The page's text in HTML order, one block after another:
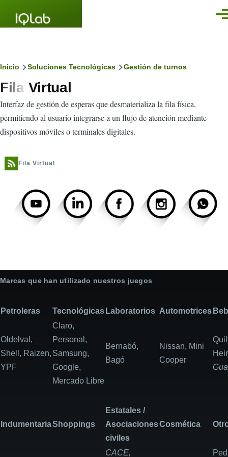
Ruta
de
navegación
Inicio Soluciones Tecnológicas Gestión de turnos
Fila Virtual
Interfaz de gestión de esperas que desmaterializa la fila física,
permitiendo al usuario integrarse a un flujo de atención mediante
dispositivos móviles o terminales digitales.
Fila Virtual
Imagen Imagen Imagen Imagen Imagen
Marcas que han utilizado nuestros juegos
Petroleras Tecnológicas Laboratorios Automotrices
Oldelval,
Shell, Raizen,
YPF
Claro,
Personal,
Samsung,
Google,
Mercado Libre
Bernabó,
Bagó
Nissan, Mini
Cooper
IndumentariaShoppings
Estatales /
Asociaciones
civiles
Cosmética
CACE,